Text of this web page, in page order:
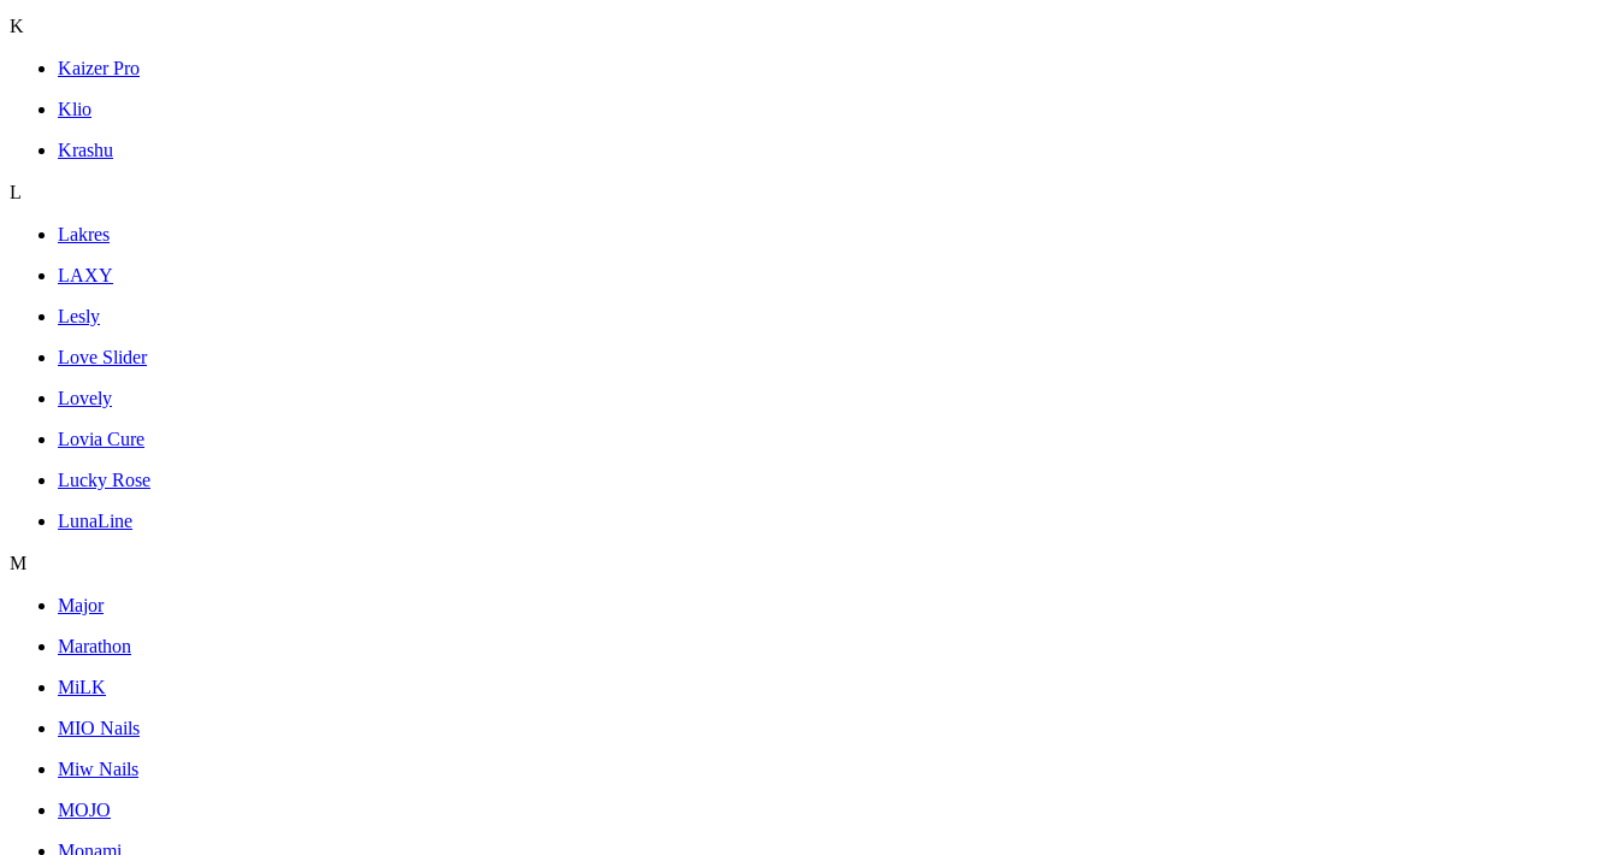
K
Kaizer Pro
Klio
Krashu
L
Lakres
LAXY
Lesly
Love Slider
Lovely
Lovia Cure
Lucky Rose
LunaLine
M
Major
Marathon
MiLK
MIO Nails
Miw Nails
MOJO
Monami